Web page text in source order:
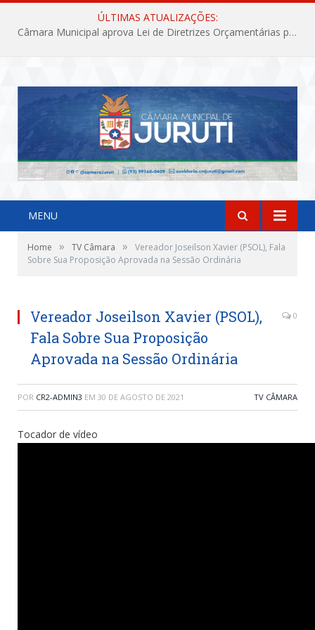
ÚLTIMAS ATUALIZAÇÕES:
Câmara Municipal aprova Lei de Diretrizes Orçamentárias para o exercício financeiro de 2027
MENU
Home » TV Câmara »
Vereador Joseilson Xavier (PSOL), Fala
Sobre Sua Proposição Aprovada na Sessão Ordinária
Vereador Joseilson Xavier (PSOL),
Fala Sobre Sua Proposição
Aprovada na Sessão Ordinária
0
POR CR2-ADMIN3 EM 30 DE AGOSTO DE 2021 TV CÂMARA
Tocador de vídeo